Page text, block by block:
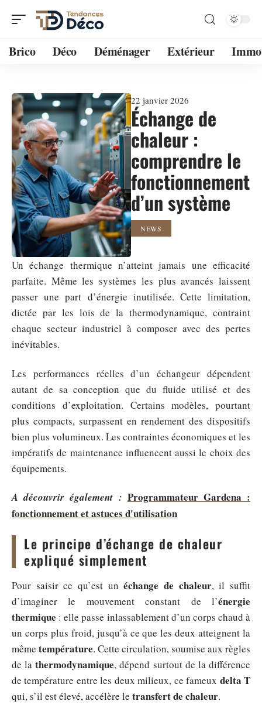
Brico Déco Déménager Extérieur Immo
22 janvier 2026
Échange de
chaleur :
comprendre le
fonctionnement
d’un système
NEWS
Un échange thermique n’atteint jamais une efficacité
parfaite. Même les systèmes les plus avancés laissent
passer une part d’énergie inutilisée. Cette limitation,
dictée par les lois de la thermodynamique, contraint
chaque secteur industriel à composer avec des pertes
inévitables.
Les performances réelles d’un échangeur dépendent
autant de sa conception que du fluide utilisé et des
conditions d’exploitation. Certains modèles, pourtant
plus compacts, surpassent en rendement des dispositifs
bien plus volumineux. Les contraintes économiques et les
impératifs de maintenance influencent aussi le choix des
équipements.
A découvrir également : Programmateur Gardena :
fonctionnement et astuces d'utilisation
Le principe d’échange de chaleur
expliqué simplement
Pour saisir ce qu’est unéchange de chaleur, il suffit
d’imaginer le mouvement constant de l’énergie
thermique : elle passe inlassablement d’un corps chaud à
un corps plus froid, jusqu’à ce que les deux atteignent la
même température. Cette circulation, soumise aux règles
de lathermodynamique, dépend surtout de la différence
de température entre les deux milieux, ce fameux delta T
qui, s’il est élevé, accélère le transfert de chaleur.